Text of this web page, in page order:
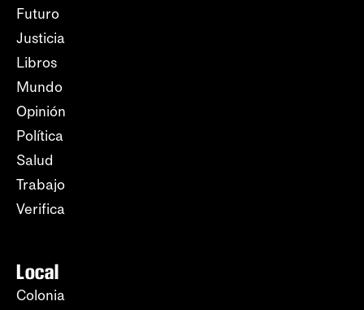
Futuro
Justicia
Libros
Mundo
Opinión
Política
Salud
Trabajo
Verifica
Local
Colonia